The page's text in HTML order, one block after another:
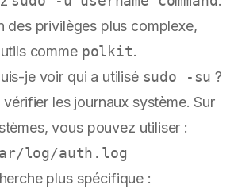
des privilèges plus complexe,
comme polkit.
je voir qui a utilisé sudo -su ?
les journaux système. Sur
vous pouvez utiliser :
plus spécifique :